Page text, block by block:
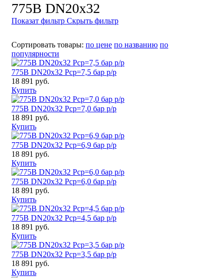
775B DN20x32
Показат фильтр Скрыть фильтр
Сортировать товары: по цене по названию по
популярности
775B DN20x32 Pср=7,5 бар р/р
18 891 руб.
Купить
775B DN20x32 Pср=7,0 бар р/р
18 891 руб.
Купить
775B DN20x32 Pср=6,9 бар р/р
18 891 руб.
Купить
775B DN20x32 Pср=6,0 бар р/р
18 891 руб.
Купить
775B DN20x32 Pср=4,5 бар р/р
18 891 руб.
Купить
775B DN20x32 Pср=3,5 бар р/р
18 891 руб.
Купить